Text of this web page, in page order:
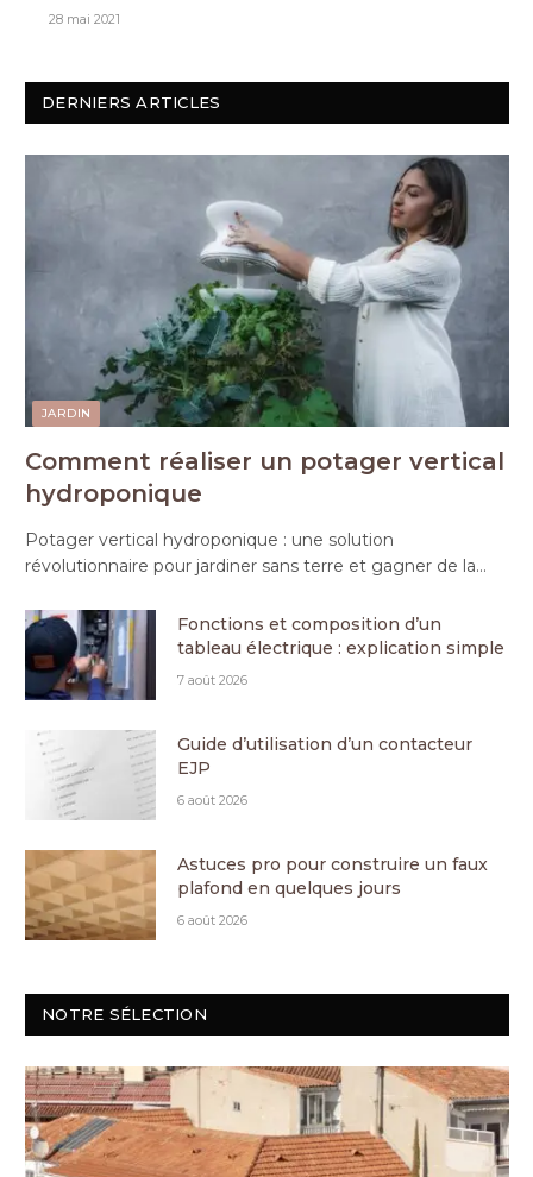
28 mai 2021
DERNIERS ARTICLES
JARDIN
Comment réaliser un potager vertical
hydroponique
Potager vertical hydroponique : une solution
révolutionnaire pour jardiner sans terre et gagner de la…
Fonctions et composition d’un
tableau électrique : explication simple
7 août 2026
Guide d’utilisation d’un contacteur
EJP
6 août 2026
Astuces pro pour construire un faux
plafond en quelques jours
6 août 2026
NOTRE SÉLECTION